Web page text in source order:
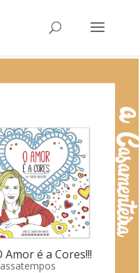
é a Cores!!!